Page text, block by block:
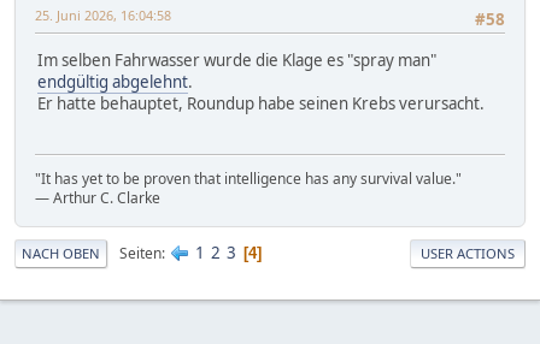
#58
25. Juni 2026, 16:04:58
Im selben Fahrwasser wurde die Klage es "spray man"
endgültig abgelehnt.
Er hatte behauptet, Roundup habe seinen Krebs verursacht.
"It has yet to be proven that intelligence has any survival value."
― Arthur C. Clarke
NACH OBEN Seiten 1 2 3 4 USER ACTIONS